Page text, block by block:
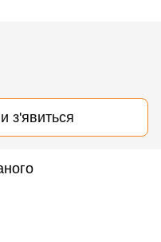
з'явиться